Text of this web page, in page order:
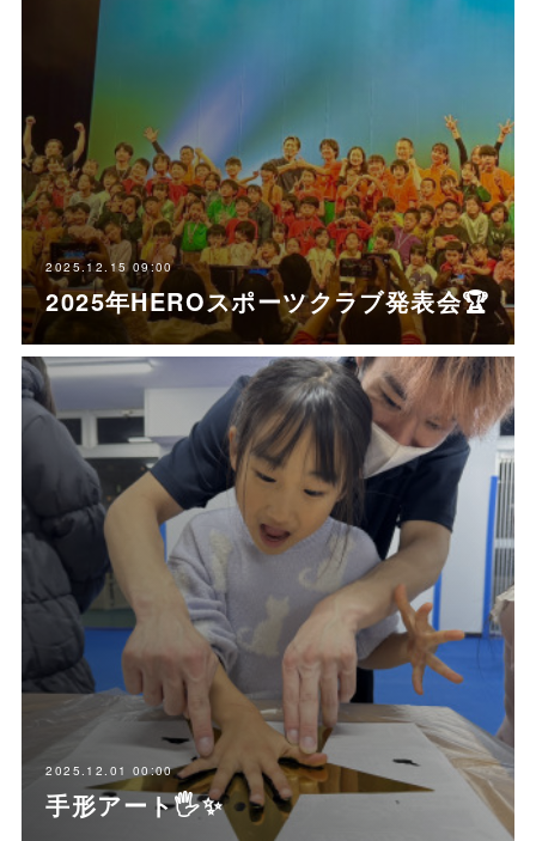
2025.12.15 09:00
2025年HEROスポーツクラブ発表会🏆
2025.12.01 00:00
手形アート🖐️✨